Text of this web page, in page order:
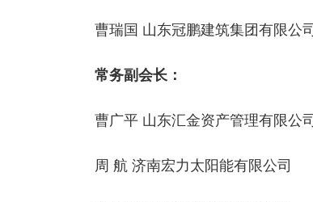
曹瑞国 山东冠鹏建筑集团有限公司
常务副会长：
曹广平 山东汇金资产管理有限公司
周 航 济南宏力太阳能有限公司